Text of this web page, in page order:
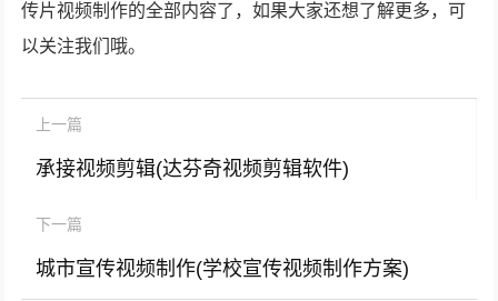
传片视频制作的全部内容了，如果大家还想了解更多，可
以关注我们哦。
上一篇
承接视频剪辑(达芬奇视频剪辑软件)
下一篇
城市宣传视频制作(学校宣传视频制作方案)